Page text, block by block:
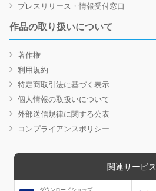
プレスリリース・情報受付窓口
作品の取り扱いについて
著作権
利用規約
特定商取引法に基づく表示
個人情報の取扱いについて
外部送信規律に関する公表
コンプライアンスポリシー
関連サービス